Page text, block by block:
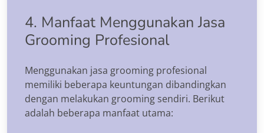
4. Manfaat Menggunakan Jasa
Grooming Profesional
Menggunakan jasa grooming profesional
memiliki beberapa keuntungan dibandingkan
dengan melakukan grooming sendiri. Berikut
adalah beberapa manfaat utama: